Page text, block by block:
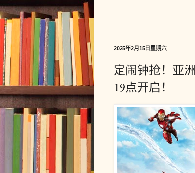
2025年2月15日星期六
定闹钟抢！亚
19点开启！